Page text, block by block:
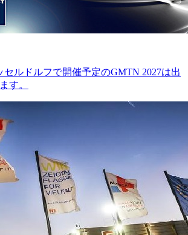
セルドルフで開催予定のGMTN 2027は出
す。